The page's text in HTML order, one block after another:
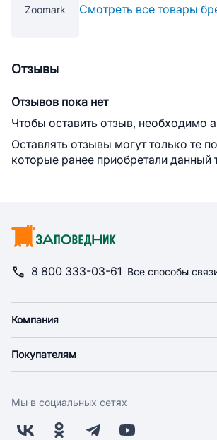
Zoomark Смотреть все товары
Отзывы
Отзывов пока нет
Чтобы оставить отзыв, необходимо
Оставлять отзывы могут только те
которые ранее приобретали данный
8 800 333-03-61 Все способы
Компания
Новости
Поставщикам
Заводчикам
Покупателям
Оплата
Бонусная программа
Мы в социальных сетях